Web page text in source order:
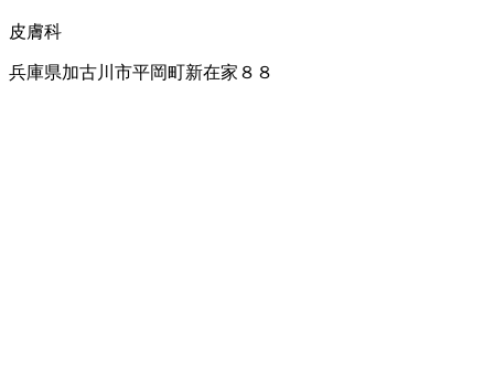
皮膚科
兵庫県加古川市平岡町新在家８８